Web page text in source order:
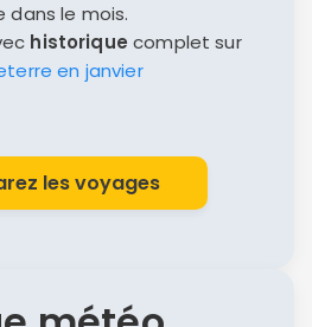
dans le mois.
historique complet sur
en janvier
les voyages
avec Apple